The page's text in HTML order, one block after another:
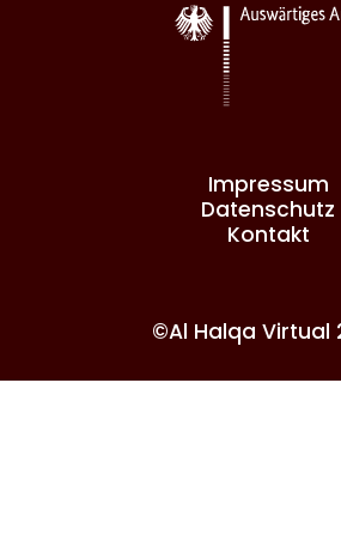
Impressum
Datenschutz
Kontakt
©Al Halqa Virtual